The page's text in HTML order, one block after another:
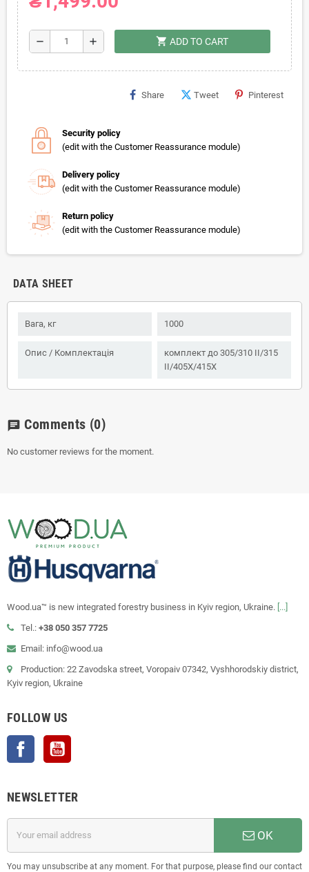
remove add shopping_cart ADD TO CART
Share Tweet Pinterest
Security policy
(edit with the Customer Reassurance module)
Delivery policy
(edit with the Customer Reassurance module)
Return policy
(edit with the Customer Reassurance module)
DATA SHEET
Вага, кг 1000
Опис / Комплектація
комплект до 305/310 ІІ/315
ІІ/405Х/415Х
chat Comments (0)
No customer reviews for the moment.
Wood.ua™ is new integrated forestry business in Kyiv region, Ukraine. [...]
Tel.: +38 050 357 7725
Email: info@wood.ua
Production: 22 Zavodska street, Voropaiv 07342, Vyshhorodskiy district,
Kyiv region, Ukraine
FOLLOW US
Facebook
NEWSLETTER
OK
You may unsubscribe at any moment. For that purpose, please find our contact